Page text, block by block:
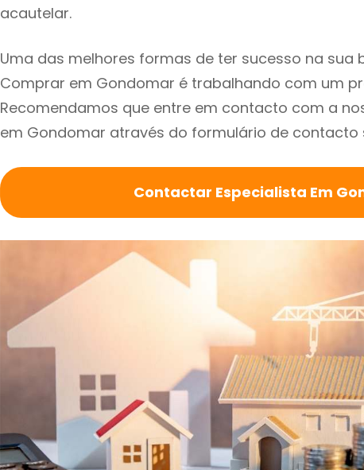
acautelar.
Uma das melhores formas de ter sucesso na sua
Comprar em Gondomar é trabalhando com um
Recomendamos que entre em contacto com a
em Gondomar através do formulário de contacto
Contactar Especialista Em